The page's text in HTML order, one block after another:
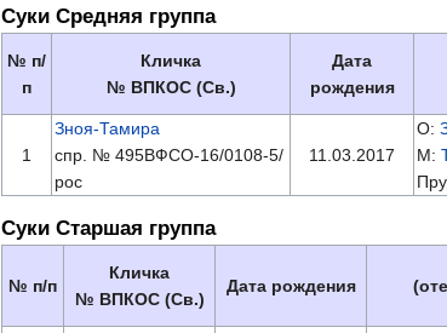
Суки Средняя группа
№ п/
п
Кличка
№ ВПКОС (Св.)
Дата
рождения
1
Зноя-Тамира
спр. № 495ВФСО-16/0108-5/
рос
11.03.2017
О:
М:
Суки Старшая группа
№ п/п
Кличка
№ ВПКОС (Св.)
Дата рождения